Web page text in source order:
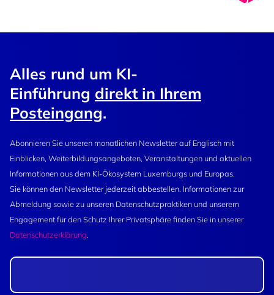
Alles rund um KI-
Einführung direkt in Ihrem
Posteingang.
Abonnieren Sie unseren monatlichen Newsletter auf Englisch mit
Einblicken, Weiterbildungsangeboten, Veranstaltungen und aktuellen
Informationen aus dem KI-Ökosystem Luxemburgs und Europas.
Sie können den Newsletter jederzeit abbestellen. Informationen zur
Abmeldung sowie zu unseren Datenschutzpraktiken und unserem
Engagement für den Schutz Ihrer Privatsphäre finden Sie in unserer
Datenschutzerklärung